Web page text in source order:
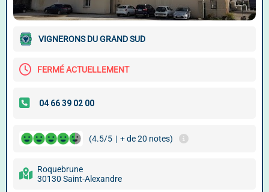
VIGNERONS DU GRAND SUD
FERMÉ ACTUELLEMENT
(4.5/5 | + de 20 notes)
Roquebrune
30130 Saint-Alexandre